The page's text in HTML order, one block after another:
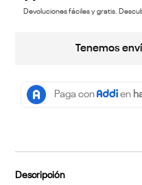
Devoluciones fáciles y gratis.
Tenemos
Descripción